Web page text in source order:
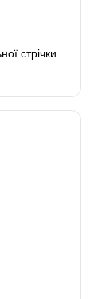
стрічки